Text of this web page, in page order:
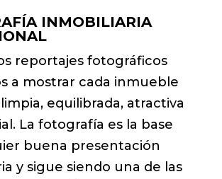
INMOBILIARIA
reportajes fotográficos
a mostrar cada inmueble
equilibrada, atractiva
La fotografía es la base
buena presentación
y sigue siendo una de las